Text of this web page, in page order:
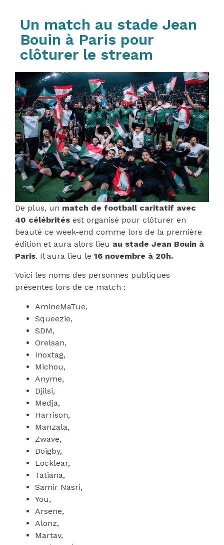
Un match au stade Jean
Bouin à Paris pour
clôturer le stream
De plus, un match de football caritatif avec
40 célébrités est organisé pour clôturer en
beauté ce week-end comme lors de la première
édition et aura alors lieu au stade Jean Bouin à
Paris. Il aura lieu le 16 novembre à 20h.
Voici les noms des personnes publiques
présentes lors de ce match :
AmineMaTue,
Squeezie,
SDM,
Orelsan,
Inoxtag,
Michou,
Anyme,
Djilsi,
Medja,
Harrison,
Manzala,
Zwave,
Doigby,
Locklear,
Tatiana,
Samir Nasri,
You,
Arsene,
Alonz,
Martav,